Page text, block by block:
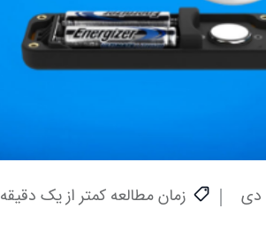
زمان مطالعه کمتر از یک دقیقه